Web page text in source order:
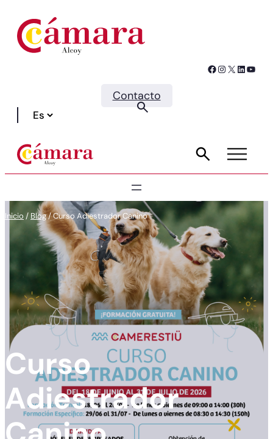
Facebook Instagram X LinkedIn YouTube
Contacto
Inicio / Blog/Curso Adiestrador Canino
Curso
Adiestrador